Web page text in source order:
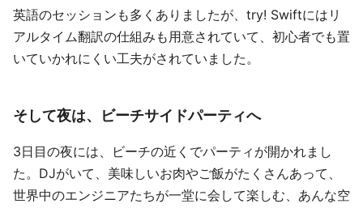
英語のセッションも多くありましたが、try! Swiftにはリ
アルタイム翻訳の仕組みも用意されていて、初心者でも置
いていかれにくい工夫がされていました。
そして夜は、ビーチサイドパーティへ
3日目の夜には、ビーチの近くでパーティが開かれまし
た。DJがいて、美味しいお肉やご飯がたくさんあって、
世界中のエンジニアたちが一堂に会して楽しむ、あんな空